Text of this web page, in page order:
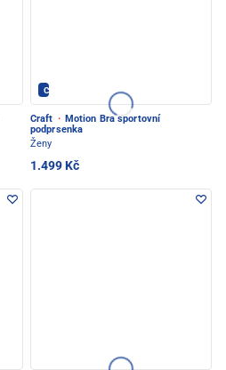
CRAFT - PEC POD SNĚŽKOU
Craft · Motion Bra sportovní
podprsenka
Ženy
1.499 Kč